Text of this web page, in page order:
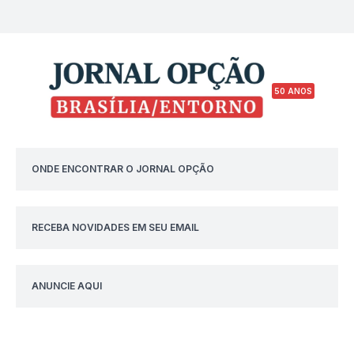
50 ANOS
ONDE ENCONTRAR O JORNAL OPÇÃO
RECEBA NOVIDADES EM SEU EMAIL
ANUNCIE AQUI